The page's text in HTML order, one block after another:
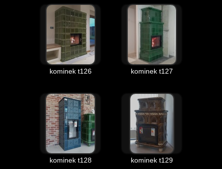
kominek t126 kominek t127
kominek t128 kominek t129